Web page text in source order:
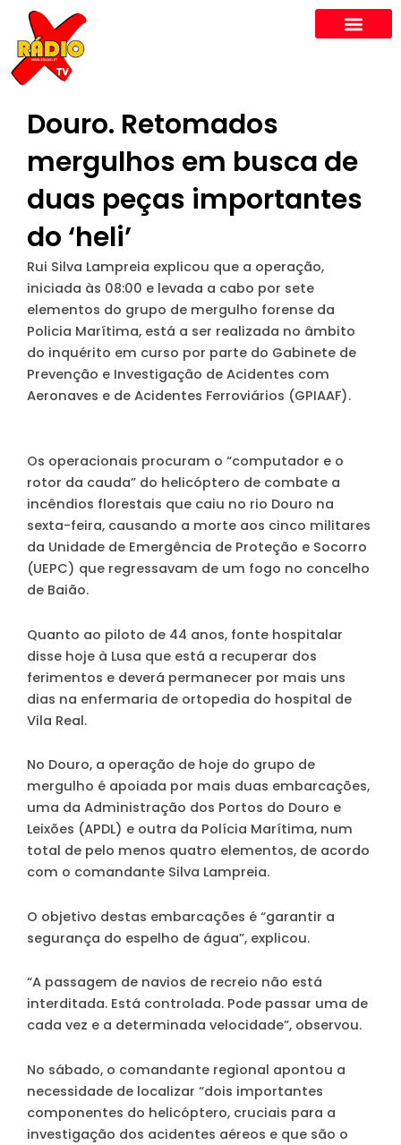
content
Douro. Retomados
mergulhos em busca de
duas peças importantes
do ‘heli’
Rui Silva Lampreia explicou que a operação,
iniciada às 08:00 e levada a cabo por sete
elementos do grupo de mergulho forense da
Policia Marítima, está a ser realizada no âmbito
do inquérito em curso por parte do Gabinete de
Prevenção e Investigação de Acidentes com
Aeronaves e de Acidentes Ferroviários (GPIAAF).
Os operacionais procuram o “computador e o
rotor da cauda” do helicóptero de combate a
incêndios florestais que caiu no rio Douro na
sexta-feira, causando a morte aos cinco militares
da Unidade de Emergência de Proteção e Socorro
(UEPC) que regressavam de um fogo no concelho
de Baião.
Quanto ao piloto de 44 anos, fonte hospitalar
disse hoje à Lusa que está a recuperar dos
ferimentos e deverá permanecer por mais uns
dias na enfermaria de ortopedia do hospital de
Vila Real.
No Douro, a operação de hoje do grupo de
mergulho é apoiada por mais duas embarcações,
uma da Administração dos Portos do Douro e
Leixões (APDL) e outra da Polícia Marítima, num
total de pelo menos quatro elementos, de acordo
com o comandante Silva Lampreia.
O objetivo destas embarcações é “garantir a
segurança do espelho de água”, explicou.
“A passagem de navios de recreio não está
interditada. Está controlada. Pode passar uma de
cada vez e a determinada velocidade”, observou.
No sábado, o comandante regional apontou a
necessidade de localizar “dois importantes
componentes do helicóptero, cruciais para a
investigação dos acidentes aéreos e que são o